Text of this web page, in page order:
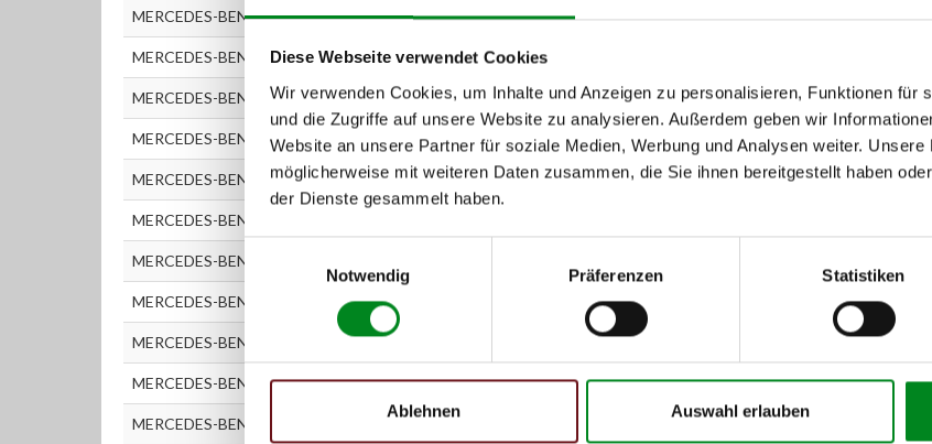
Diese Webseite verwendet Cookies
Wir verwenden Cookies, um Inhalte und Anzeigen zu personalisieren, Funktionen für
und die Zugriffe auf unsere Website zu analysieren. Außerdem geben wir
Website an unsere Partner für soziale Medien, Werbung und Analysen weiter.
möglicherweise mit weiteren Daten zusammen, die Sie ihnen bereitgestellt haben
der Dienste gesammelt haben.
Notwendig
Präferenzen Statistiken
Ablehnen Auswahl erlauben
MERCEDES-BENZ E-CLASS Limousine (W211) E 200 NGT
MERCEDES-BENZ E-CLASS Limousine (W211) E 220 CDI (210.007)
MERCEDES-BENZ E-CLASS Limousine (W211) E 220 CDI (211.006)
MERCEDES-BENZ E-CLASS Limousine (W211) E 220 CDI (211.008)
MERCEDES-BENZ E-CLASS Limousine (W211) E 240 (211.061)
MERCEDES-BENZ E-CLASS Limousine (W211) E 270 CDI (211.016)
MERCEDES-BENZ E-CLASS Limousine (W211) E 280 (211.054)
MERCEDES-BENZ E-CLASS Limousine (W211) E 280 CDI (211.020)
MERCEDES-BENZ E-CLASS Limousine (W211) E 280 CDI (211.023)
MERCEDES-BENZ E-CLASS Limousine (W211) E 320 (211.065)
MERCEDES-BENZ E-CLASS Limousine (W211) E 320 CDI (211.022)